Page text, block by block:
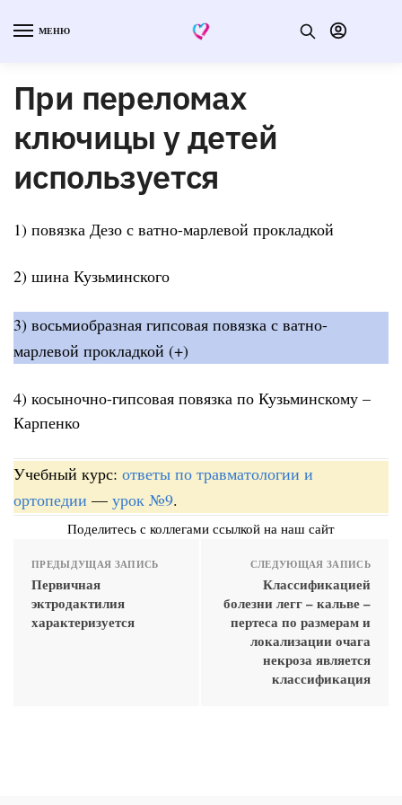
МЕНЮ
При переломах
ключицы у детей
используется
1) повязка Дезо с ватно-марлевой прокладкой
2) шина Кузьминского
3) восьмиобразная гипсовая повязка с ватно-
марлевой прокладкой (+)
4) косыночно-гипсовая повязка по Кузьминскому –
Карпенко
Учебный курс: ответы по травматологии и
ортопедии — урок №9.
Поделитесь с коллегами ссылкой на наш сайт
ПРЕДЫДУЩАЯ ЗАПИСЬ
Первичная
эктродактилия
характеризуется
СЛЕДУЮЩАЯ ЗАПИСЬ
Классификацией
болезни легг – кальве –
пертеса по размерам и
локализации очага
некроза является
классификация